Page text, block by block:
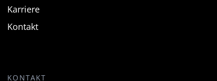
Karriere
Kontakt
KONTAKT